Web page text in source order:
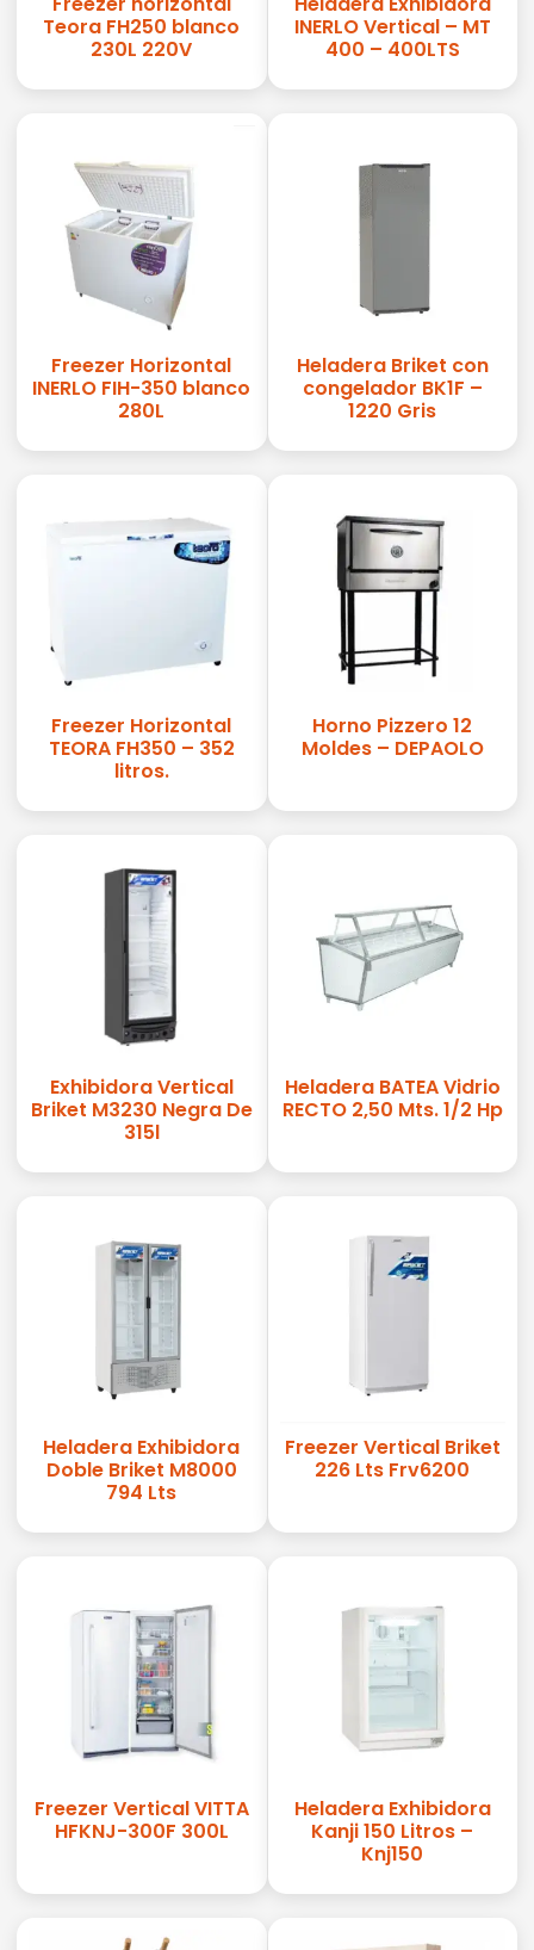
Teora FH250 blanco
230L 220V
INERLO Vertical – MT
400 – 400LTS
Freezer Horizontal
INERLO FIH-350 blanco
280L
Heladera Briket con
congelador BK1F –
1220 Gris
Freezer Horizontal
TEORA FH350 – 352
litros.
Horno Pizzero 12
Moldes – DEPAOLO
Exhibidora Vertical
Briket M3230 Negra De
315l
Heladera BATEA Vidrio
RECTO 2,50 Mts. 1/2 Hp
Heladera Exhibidora
Doble Briket M8000
794 Lts
Freezer Vertical Briket
226 Lts Frv6200
Freezer Vertical VITTA
HFKNJ-300F 300L
Heladera Exhibidora
Kanji 150 Litros –
Knj150